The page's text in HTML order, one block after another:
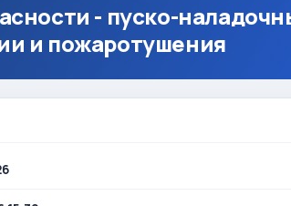
- пуско-
и пожаротушения